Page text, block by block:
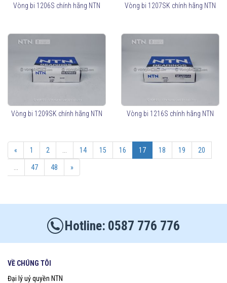
Vòng bi 1206S chính hãng NTN Vòng bi 1207SK chính hãng NTN
Vòng bi 1209SK chính hãng NTN Vòng bi 1216S chính hãng NTN
« 1 2 14 15 16 17 18 19 20
47 48 »
0587 776 776
VỀ CHÚNG TÔI
Đại lý uỷ quyền NTN